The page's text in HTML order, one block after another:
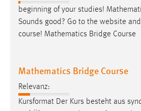
beginning of your studies!
Sounds good? Go to the website
course! Mathematics Bridge Course
Mathematics Bridge Course
Relevanz:
Kursformat Der Kurs besteht aus